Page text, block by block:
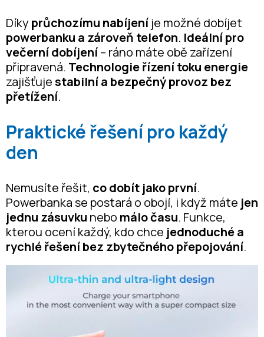
Díky průchozímu nabíjení je možné dobíjet
powerbanku a zároveň telefon. Ideální pro
večerní dobíjení– ráno máte obě zařízení
připravená. Technologie řízení toku energie
zajišťujestabilní a bezpečný provoz bez
přetížení.
Praktické řešení pro každý
den
Nemusíte řešit, co dobít jako první.
Powerbanka se postará o obojí, i když máte jen
jednu zásuvku nebo málo času. Funkce,
kterou ocení každý, kdo chce jednoduché a
rychlé řešení bez zbytečného přepojování.